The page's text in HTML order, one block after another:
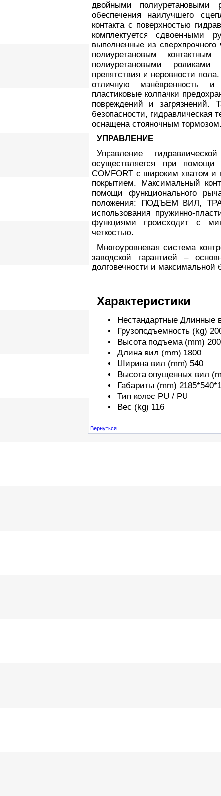
двойными полиуретановыми
обеспечения наилучшего
контакта с поверхностью
комплектуется
выполненные из сверхпрочного
полиуретановым
полиуретановыми
препятствия и неровности
отличную манёвренность
пластиковые колпачки
повреждений и загрязнений.
безопасности, гидравлическая
оснащена стояночным тормозом.
УПРАВЛЕНИЕ
Управление
осуществляется при помощи
COMFORT с широким хватом
покрытием. Максимальный
помощи функционального
положения: ПОДЪЕМ ВИЛ,
использования пружинно-
функциями происходит с
четкостью.
Многоуровневая система
заводской гарантией –
долговечности и максимальной
Характеристики
Нестандартные Длинные
Грузоподъемность (kg)
Высота подъема (mm) 200
Длина вил (mm) 1800
Ширина вил (mm) 540
Высота опущенных вил
Габариты (mm)
Тип колес PU / PU
Вес (kg) 116
Вернуться